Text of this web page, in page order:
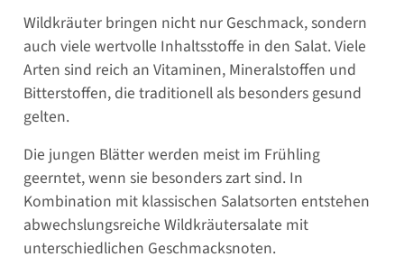
Wildkräuter bringen nicht nur Geschmack, sondern
auch viele wertvolle Inhaltsstoffe in den Salat. Viele
Arten sind reich an Vitaminen, Mineralstoffen und
Bitterstoffen, die traditionell als besonders gesund
gelten.
Die jungen Blätter werden meist im Frühling
geerntet, wenn sie besonders zart sind. In
Kombination mit klassischen Salatsorten entstehen
abwechslungsreiche Wildkräutersalate mit
unterschiedlichen Geschmacksnoten.